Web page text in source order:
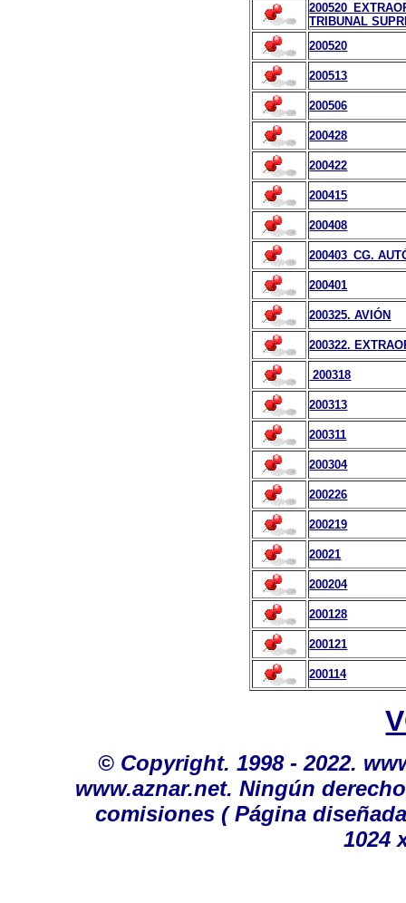
TRIBUNAL
200520
200513
200506
200428
200422
200415
200408
200403_CG.
200401
200325. AVIÓN
200322.
200318
200313
200311
200304
200226
200219
20021
200204
200128
200121
200114
© Copyright. 1998 - 2022.
www.aznar.net. Ningún
comisiones( Página
1024